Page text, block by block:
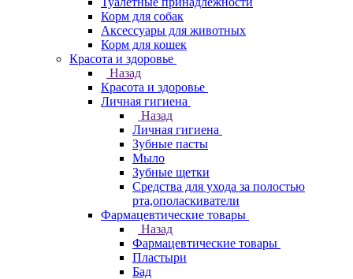
Корм для собак
Аксессуары для животных
Корм для кошек
Красота и здоровье
Назад
Красота и здоровье
Личная гигиена
Назад
Личная гигиена
Зубные пасты
Мыло
Зубные щетки
Средства для ухода за полостью
рта,ополаскиватели
Фармацевтические товары
Назад
Фармацевтические товары
Пластыри
Бад